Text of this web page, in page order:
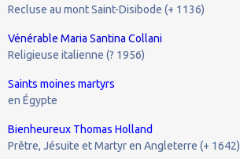
Recluse au mont Saint-Disibode (+ 1136)
Vénérable Maria Santina Collani
Religieuse italienne (? 1956)
Saints moines martyrs
en Égypte
Bienheureux Thomas Holland
Prêtre, Jésuite et Martyr en Angleterre (+ 1642)